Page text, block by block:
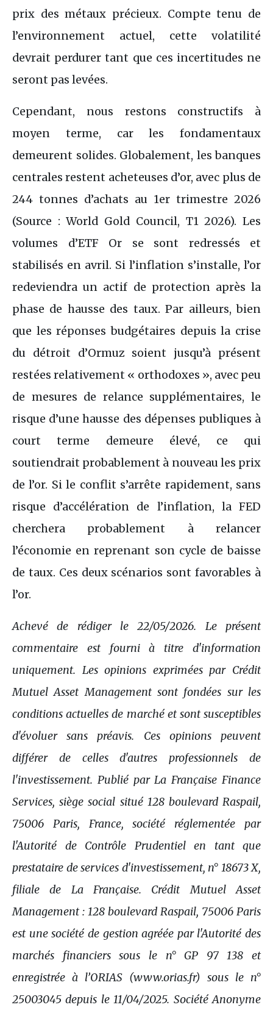
prix des métaux précieux. Compte tenu de
l’environnement actuel, cette volatilité
devrait perdurer tant que ces incertitudes ne
seront pas levées.
Cependant, nous restons constructifs à
moyen terme, car les fondamentaux
demeurent solides. Globalement, les banques
centrales restent acheteuses d’or, avec plus de
244 tonnes d’achats au 1er trimestre 2026
(Source : World Gold Council, T1 2026). Les
volumes d’ETF Or se sont redressés et
stabilisés en avril. Si l’inflation s’installe, l’or
redeviendra un actif de protection après la
phase de hausse des taux. Par ailleurs, bien
que les réponses budgétaires depuis la crise
du détroit d’Ormuz soient jusqu’à présent
restées relativement « orthodoxes », avec peu
de mesures de relance supplémentaires, le
risque d’une hausse des dépenses publiques à
court terme demeure élevé, ce qui
soutiendrait probablement à nouveau les prix
de l’or. Si le conflit s’arrête rapidement, sans
risque d’accélération de l’inflation, la FED
cherchera probablement à relancer
l’économie en reprenant son cycle de baisse
de taux. Ces deux scénarios sont favorables à
l’or.
Achevé de rédiger le 22/05/2026. Le présent
commentaire est fourni à titre d'information
uniquement. Les opinions exprimées par Crédit
Mutuel Asset Management sont fondées sur les
conditions actuelles de marché et sont susceptibles
d'évoluer sans préavis. Ces opinions peuvent
différer de celles d'autres professionnels de
l'investissement. Publié par La Française Finance
Services, siège social situé 128 boulevard Raspail,
75006 Paris, France, société réglementée par
l'Autorité de Contrôle Prudentiel en tant que
prestataire de services d'investissement, n° 18673 X,
filiale de La Française. Crédit Mutuel Asset
Management : 128 boulevard Raspail, 75006 Paris
est une société de gestion agréée par l'Autorité des
marchés financiers sous le n° GP 97 138 et
enregistrée à l’ORIAS (www.orias.fr) sous le n°
25003045 depuis le 11/04/2025. Société Anonyme